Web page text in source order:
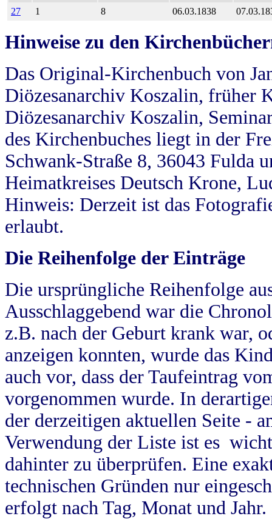
27
1 8 06.03.1838
Hinweise zu den
Das Original-Kirchenbuch von
Diözesanarchiv Koszalin, früher
Diözesanarchiv Koszalin,
des Kirchenbuches liegt in der
Schwank-Straße 8, 36043 Fulda
Heimatkreises Deutsch Krone,
Hinweis: Derzeit ist das
erlaubt.
Die Reihenfolge der Einträge
Die ursprüngliche Reihenfolge
Ausschlaggebend war die
z.B. nach der Geburt krank war,
anzeigen konnten, wurde das
auch vor, dass der Taufeintrag
vorgenommen wurde. In
der derzeitigen aktuellen Seite -
Verwendung der Liste ist es
dahinter zu überprüfen. Eine
technischen Gründen nur
erfolgt nach Tag, Monat und Jahr.